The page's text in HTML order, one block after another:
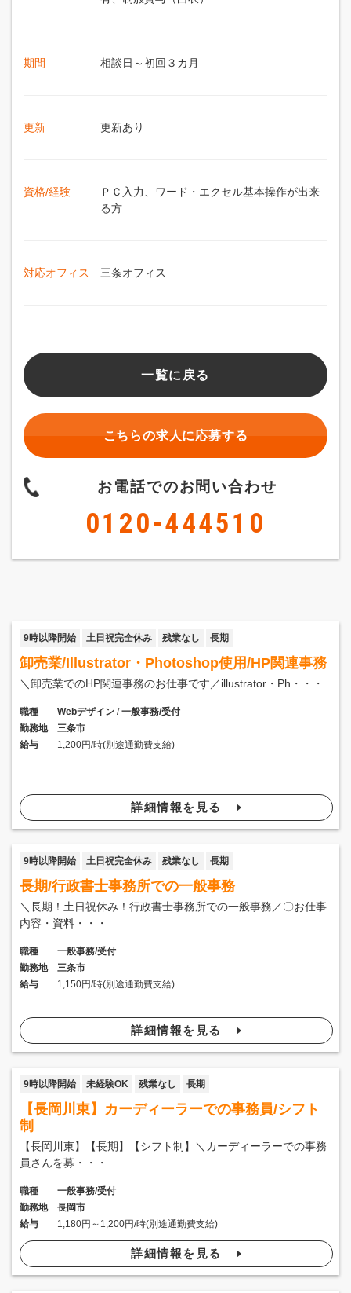
期間 相談日～初回３カ月
更新 更新あり
資格/経験
ＰＣ入力、ワード・エクセル基本操作が出来
る方
対応オフィス 三条オフィス
一覧に戻る
こちらの求人に応募する
お電話でのお問い合わせ
0120-444510
9時以降開始 土日祝完全休み 残業なし 長期
卸売業/illustrator・Photoshop使用/HP関連事務
＼卸売業でのHP関連事務のお仕事です／illustrator・Ph・・・
職種 Webデザイン/一般事務/受付
勤務地
三条市
給与
1,200円/時(別途通勤費支給)
詳細情報を見る
9時以降開始 土日祝完全休み 残業なし 長期
長期/行政書士事務所での一般事務
＼長期！土日祝休み！行政書士事務所での一般事務／〇お仕事
内容・資料・・・
職種
一般事務/受付
勤務地
三条市
給与
1,150円/時(別途通勤費支給)
詳細情報を見る
9時以降開始 未経験OK 残業なし 長期
【長岡川東】カーディーラーでの事務員/シフト
制
【長岡川東】【長期】【シフト制】＼カーディーラーでの事務
員さんを募・・・
職種
一般事務/受付
勤務地
長岡市
給与
1,180円～1,200円/時(別途通勤費支給)
詳細情報を見る